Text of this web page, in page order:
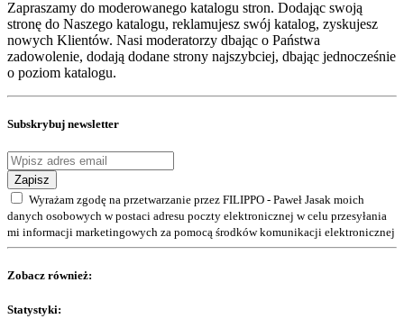
Zapraszamy do moderowanego katalogu stron. Dodając swoją
stronę do Naszego katalogu, reklamujesz swój katalog, zyskujesz
nowych Klientów. Nasi moderatorzy dbając o Państwa
zadowolenie, dodają dodane strony najszybciej, dbając jednocześnie
o poziom katalogu.
Subskrybuj newsletter
Zapisz
Wyrażam zgodę na przetwarzanie przez FILIPPO - Paweł Jasak moich
danych osobowych w postaci adresu poczty elektronicznej w celu przesyłania
mi informacji marketingowych za pomocą środków komunikacji elektronicznej
Zobacz również:
Statystyki: